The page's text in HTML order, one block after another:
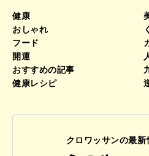
健康
おしゃれ
フード
開運
おすすめの記事
健康レシピ
クロワッサンの最